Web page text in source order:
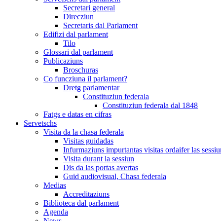
Secretari general
Direcziun
Secretaris dal Parlament
Edifizi dal parlament
Tilo
Glossari dal parlament
Publicaziuns
Broschuras
Co funcziuna il parlament?
Dretg parlamentar
Constituziun federala
Constituziun federala dal 1848
Fatgs e datas en cifras
Servetschs
Visita da la chasa federala
Visitas guidadas
Infurmaziuns impurtantas visitas ordaifer las
Visita durant la sessiun
Dis da las portas avertas
Guid audiovisual, Chasa federala
Medias
Accreditaziuns
Biblioteca dal parlament
Agenda